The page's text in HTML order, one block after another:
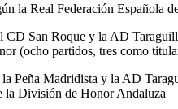
la Real Federación
San Roque y la AD
(ocho partidos, tres como
Peña Madridista y la AD
la División de Honor Andaluza